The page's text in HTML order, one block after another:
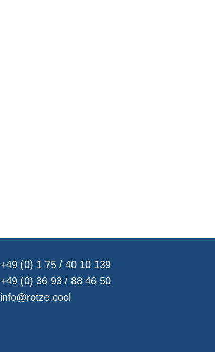
+49 (0) 1 75 / 40 10 139
+49 (0) 36 93 / 88 46 50
info@rotze.cool